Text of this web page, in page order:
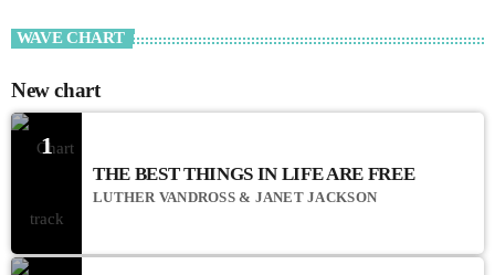
WAVE CHART
New chart
1
THE BEST THINGS IN LIFE ARE FREE
LUTHER VANDROSS & JANET JACKSON